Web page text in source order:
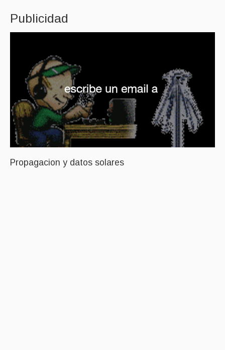
Publicidad
Propagacion y datos solares